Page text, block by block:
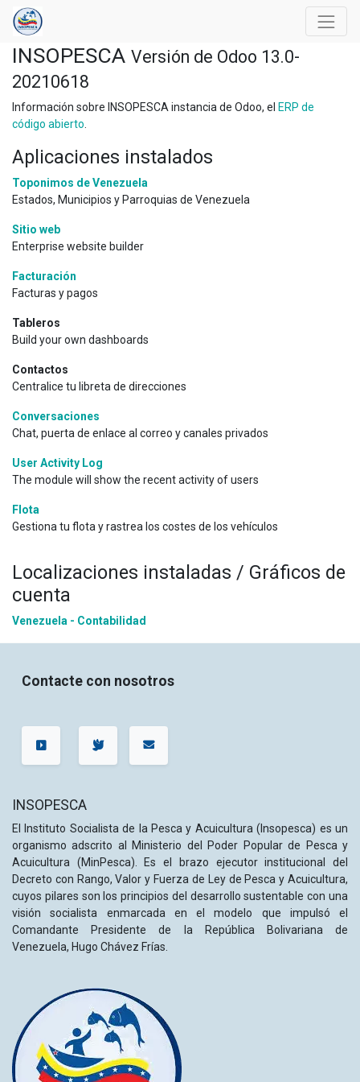
INSOPESCA Versión de Odoo 13.0-
20210618
Información sobre INSOPESCA instancia de Odoo, el ERP de
código abierto
Aplicaciones instalados
Toponimos de Venezuela
Estados, Municipios y Parroquias de Venezuela
Sitio web
Enterprise website builder
Facturación
Facturas y pagos
Tableros
Build your own dashboards
Contactos
Centralice tu libreta de direcciones
Conversaciones
Chat, puerta de enlace al correo y canales privados
User Activity Log
The module will show the recent activity of users
Flota
Gestiona tu flota y rastrea los costes de los vehículos
Localizaciones instaladas / Gráficos de
cuenta
Venezuela - Contabilidad
Contacte con nosotros
INSOPESCA
El Instituto Socialista de la Pesca y Acuicultura (Insopesca) es un
organismo adscrito al Ministerio del Poder Popular de Pesca y
Acuicultura (MinPesca). Es el brazo ejecutor institucional del
Decreto con Rango, Valor y Fuerza de Ley de Pesca y Acuicultura,
cuyos pilares son los principios del desarrollo sustentable con una
visión socialista enmarcada en el modelo que impulsó el
Comandante Presidente de la República Bolivariana de
Venezuela, Hugo Chávez Frías.